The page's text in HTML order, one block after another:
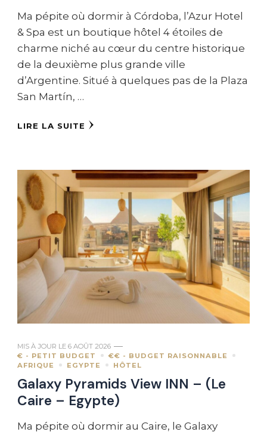
Ma pépite où dormir à Córdoba, l’Azur Hotel
& Spa est un boutique hôtel 4 étoiles de
charme niché au cœur du centre historique
de la deuxième plus grande ville
d’Argentine. Situé à quelques pas de la Plaza
San Martín, …
LIRE LA SUITE
MIS À JOUR LE 6 AOÛT 2026
€ - PETIT BUDGET
€€ - BUDGET RAISONNABLE
AFRIQUE
EGYPTE HÔTEL
Galaxy Pyramids View INN – (Le
Caire – Egypte)
Ma pépite où dormir au Caire, le Galaxy